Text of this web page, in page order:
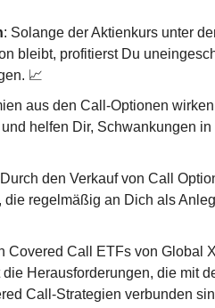
: Solange der Aktienkurs unter
bleibt, profitierst Du
📈
aus den Call-Optionen
helfen Dir, Schwankungen in
den Verkauf von Call
regelmäßig an Dich als
Covered Call ETFs von Global
Herausforderungen, die mit
Call-Strategien verbunden